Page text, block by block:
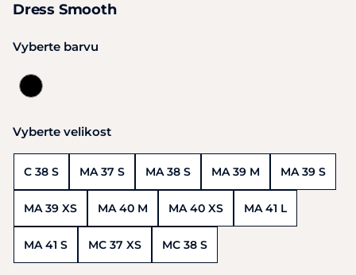
Dress Smooth
Vyberte barvu
Vyberte velikost
C 38 S MA 37 S MA 38 S MA 39 M MA 39 S
MA 39 XS MA 40 M MA 40 XS MA 41 L
MA 41 S MC 37 XS MC 38 S